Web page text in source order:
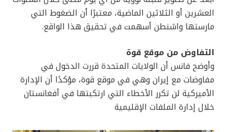
العشرين أو الثلاثين الماضية، معتبرًا أن الضغوط التي
مارستها واشنطن أسهمت في تحقيق هذا الواقع.
التفاوض من موقع قوة
وأوضح فانس أن الولايات المتحدة قررت الدخول في
مفاوضات مع إيران وهي في موقع قوة، مؤكدًا أن الإدارة
الأميركية لن تكرر الأخطاء التي ارتكبتها في أفغانستان
خلال إدارة الملفات الإقليمية